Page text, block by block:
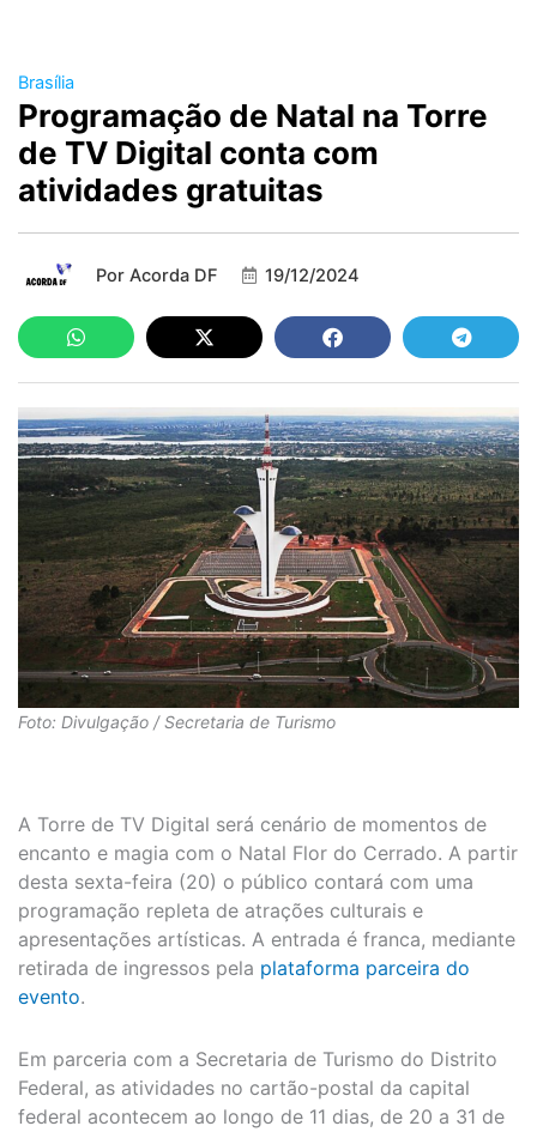
Brasília
Programação de Natal na Torre
de TV Digital conta com
atividades gratuitas
Por Acorda DF 19/12/2024
Foto: Divulgação / Secretaria de Turismo
A Torre de TV Digital será cenário de momentos de
encanto e magia com o Natal Flor do Cerrado. A partir
desta sexta-feira (20) o público contará com uma
programação repleta de atrações culturais e
apresentações artísticas. A entrada é franca, mediante
retirada de ingressos pela plataforma parceira do
evento.
Em parceria com a Secretaria de Turismo do Distrito
Federal, as atividades no cartão-postal da capital
federal acontecem ao longo de 11 dias, de 20 a 31 de